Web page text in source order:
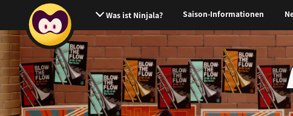
Was ist Ninjala? Saison-Informationen